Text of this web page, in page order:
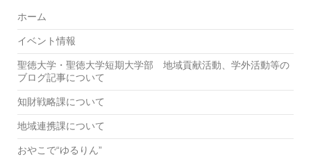
ホーム
イベント情報
聖徳大学・聖徳大学短期大学部 地域貢献活動、学外活動等の
ブログ記事について
知財戦略課について
地域連携課について
おやこで“ゆるりん”